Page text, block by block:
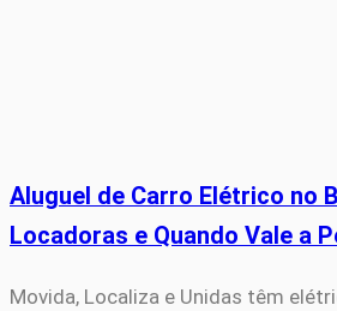
Aluguel de Carro Elétrico no
Locadoras e Quando Vale a
Movida, Localiza e Unidas têm